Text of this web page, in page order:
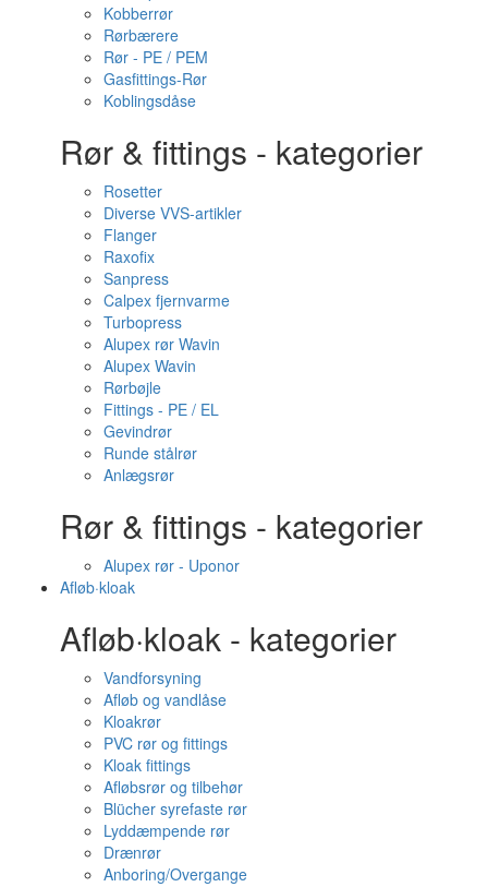
Kobberrør
Rørbærere
Rør - PE / PEM
Gasfittings-Rør
Koblingsdåse
Rør & fittings - kategorier
Rosetter
Diverse VVS-artikler
Flanger
Raxofix
Sanpress
Calpex fjernvarme
Turbopress
Alupex rør Wavin
Alupex Wavin
Rørbøjle
Fittings - PE / EL
Gevindrør
Runde stålrør
Anlægsrør
Rør & fittings - kategorier
Alupex rør - Uponor
Afløb·kloak
Afløb·kloak - kategorier
Vandforsyning
Afløb og vandlåse
Kloakrør
PVC rør og fittings
Kloak fittings
Afløbsrør og tilbehør
Blücher syrefaste rør
Lyddæmpende rør
Drænrør
Anboring/Overgange